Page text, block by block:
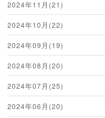
2024年11月(21)
2024年10月(22)
2024年09月(19)
2024年08月(20)
2024年07月(25)
2024年06月(20)